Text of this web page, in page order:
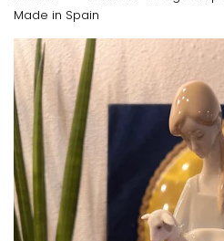
Made in Spain